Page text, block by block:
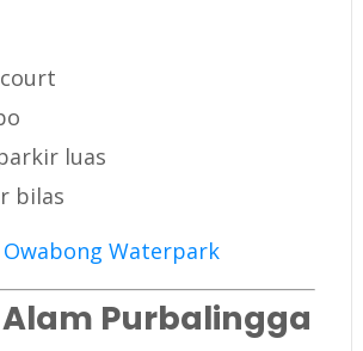
luas
bilas
Waterpark
Purbalingga